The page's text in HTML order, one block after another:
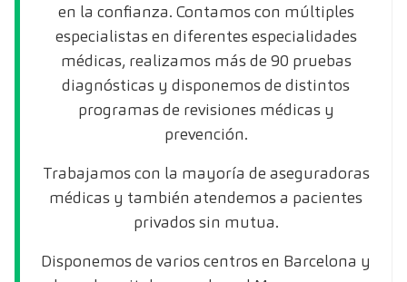
en la confianza. Contamos con múltiples
especialistas en diferentes especialidades
médicas, realizamos más de 90 pruebas
diagnósticas y disponemos de distintos
programas de revisiones médicas y
prevención.
Trabajamos con la mayoría de aseguradoras
médicas y también atendemos a pacientes
privados sin mutua.
Disponemos de varios centros en Barcelona y